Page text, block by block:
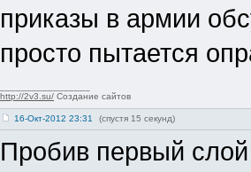
приказы в армии
просто пытается
http://2v3.su/ Создание сайтов
16-Окт-2012 23:31 (спустя 15 секунд)
Пробив первый